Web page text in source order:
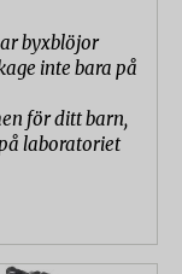
byxblöjor
inte bara på
för ditt barn,
laboratoriet